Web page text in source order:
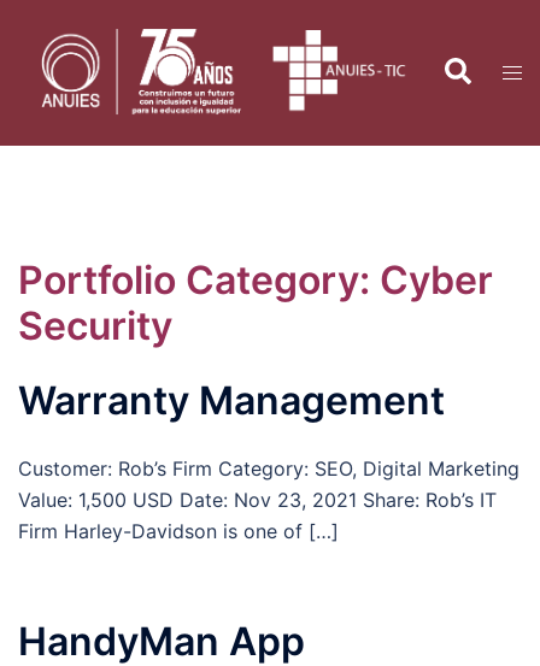
contenido
Search
Portfolio Category: Cyber
Security
Warranty Management
Customer: Rob’s Firm Category: SEO, Digital Marketing
Value: 1,500 USD Date: Nov 23, 2021 Share: Rob’s IT
Firm Harley-Davidson is one of […]
HandyMan App